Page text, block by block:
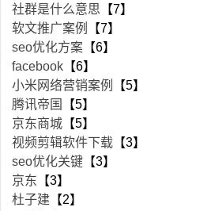
社群是什么意思 【7】
软文推广案例
【7】
seo优化方案 【6】
facebook 【6】
小米网络营销案例
【5】
腾讯帝国
【5】
京东商城 【5】
视频剪辑软件下载 【3】
seo优化关键 【3】
京东 【3】
杜子建 【2】